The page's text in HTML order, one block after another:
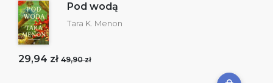
Pod wodą
Tara K. Menon
29,94 zł 49,90 zł